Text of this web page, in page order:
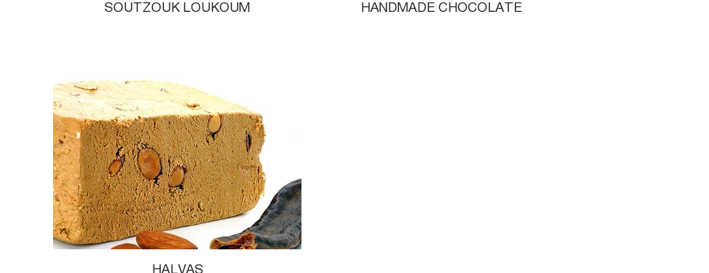
SOUTZOUK LOUKOUM HANDMADE CHOCOLATE
HALVAS